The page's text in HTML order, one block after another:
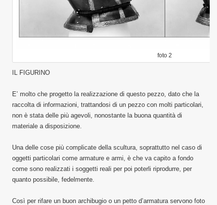
foto 2
IL FIGURINO
E’ molto che progetto la realizzazione di questo pezzo, dato che la
raccolta di informazioni, trattandosi di un pezzo con molti particolari,
non è stata delle più agevoli, nonostante la buona quantità di
materiale a disposizione.
Una delle cose più complicate della scultura, soprattutto nel caso di
oggetti particolari come armature e armi, è che va capito a fondo
come sono realizzati i soggetti reali per poi poterli riprodurre, per
quanto possibile, fedelmente.
Così per rifare un buon archibugio o un petto d’armatura servono foto